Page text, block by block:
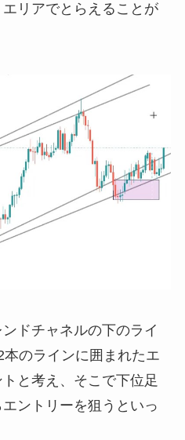
リアでとらえることが
ドチャネルの下のライ
のラインに囲まれたエ
と考え、そこで下位足
ントリーを狙うといっ